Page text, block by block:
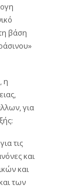
βάση
η
για
τις
και
και
των